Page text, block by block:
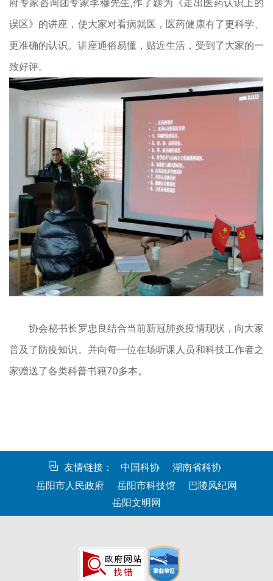
府专家咨询团专家李穆先生,作了题为《走出医药认识上的
误区》的讲座，使大家对看病就医，医药健康有了更科学、
更准确的认识。讲座通俗易懂，贴近生活，受到了大家的一
致好评。
协会秘书长罗忠良结合当前新冠肺炎疫情现状，向大家
普及了防疫知识。并向每一位在场听课人员和科技工作者之
家赠送了各类科普书籍70多本。
友情链接： 中国科协
湖南省科协
岳阳市人民政府
岳阳市科技馆
巴陵风纪网
岳阳文明网